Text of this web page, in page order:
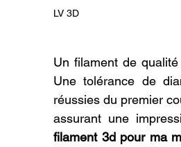
LV 3D
Un filament de
Une tolérance de
réussies du premier
assurant une
filament 3d pour ma